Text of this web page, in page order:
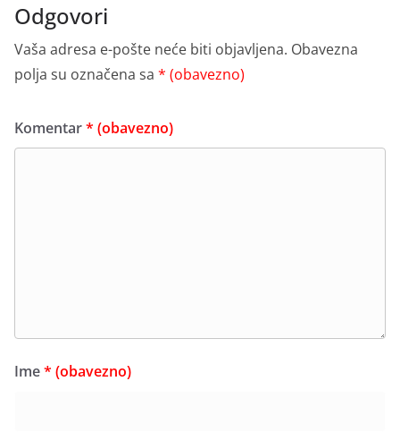
Odgovori
Vaša adresa e-pošte neće biti objavljena. Obavezna
polja su označena sa * (obavezno)
Komentar* (obavezno)
Ime* (obavezno)